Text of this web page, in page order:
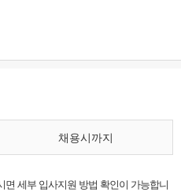
채용시까지
면 세부 입사지원 방법 확인이 가능합니